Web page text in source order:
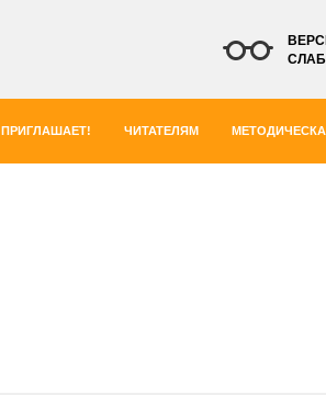
ЧИТАТЕЛЯМ